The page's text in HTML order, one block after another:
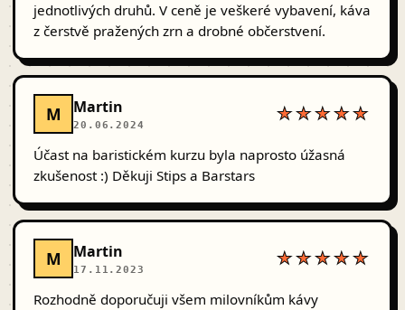
jednotlivých druhů. V ceně je veškeré vybavení, káva
z čerstvě pražených zrn a drobné občerstvení.
M Martin
20.06.2024
★★★★★
Účast na baristickém kurzu byla naprosto úžasná
zkušenost :) Děkuji Stips a Barstars
M Martin
17.11.2023
★★★★★
Rozhodně doporučuji všem milovníkům kávy